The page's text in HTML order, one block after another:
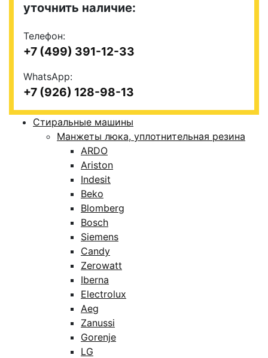
уточнить наличие:
Телефон:
+7 (499) 391-12-33
WhatsApp:
+7 (926) 128-98-13
Стиральные машины
Манжеты люка, уплотнительная резина
ARDO
Ariston
Indesit
Beko
Blomberg
Bosch
Siemens
Candy
Zerowatt
Iberna
Electrolux
Aeg
Zanussi
Gorenje
LG